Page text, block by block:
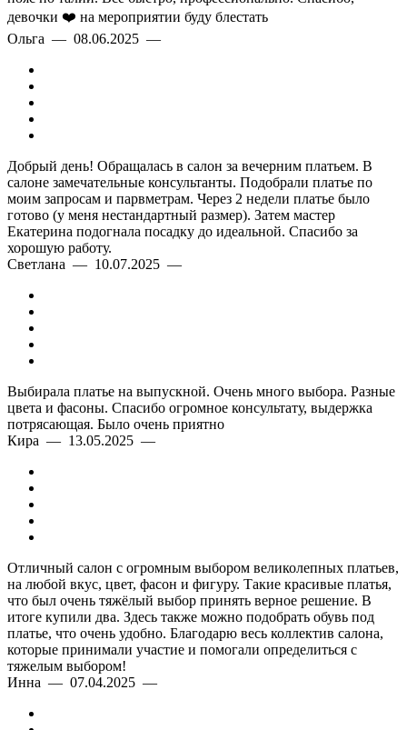
девочки ❤️ на мероприятии буду блестать
Ольга — 08.06.2025 —
Добрый день! Обращалась в салон за вечерним платьем. В
салоне замечательные консультанты. Подобрали платье по
моим запросам и парвметрам. Через 2 недели платье было
готово (у меня нестандартный размер). Затем мастер
Екатерина подогнала посадку до идеальной. Спасибо за
хорошую работу.
Светлана — 10.07.2025 —
Выбирала платье на выпускной. Очень много выбора. Разные
цвета и фасоны. Спасибо огромное консультату, выдержка
потрясающая. Было очень приятно
Кира — 13.05.2025 —
Отличный салон с огромным выбором великолепных платьев,
на любой вкус, цвет, фасон и фигуру. Такие красивые платья,
что был очень тяжёлый выбор принять верное решение. В
итоге купили два. Здесь также можно подобрать обувь под
платье, что очень удобно. Благодарю весь коллектив салона,
которые принимали участие и помогали определиться с
тяжелым выбором!
Инна — 07.04.2025 —